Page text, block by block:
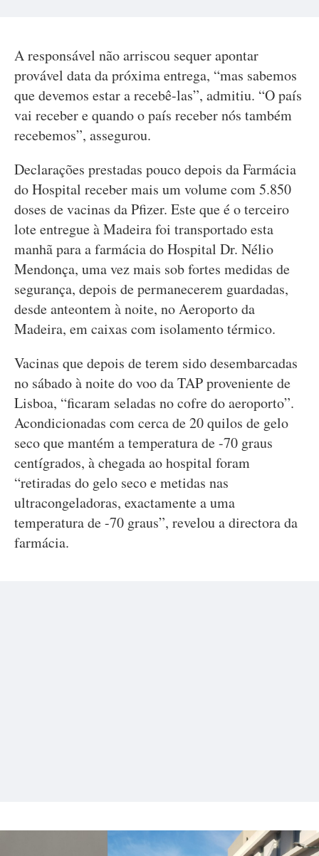
A responsável não arriscou sequer apontar
provável data da próxima entrega, “mas sabemos
que devemos estar a recebê-las”, admitiu. “O país
vai receber e quando o país receber nós também
recebemos”, assegurou.
Declarações prestadas pouco depois da Farmácia
do Hospital receber mais um volume com 5.850
doses de vacinas da Pfizer. Este que é o terceiro
lote entregue à Madeira foi transportado esta
manhã para a farmácia do Hospital Dr. Nélio
Mendonça, uma vez mais sob fortes medidas de
segurança, depois de permanecerem guardadas,
desde anteontem à noite, no Aeroporto da
Madeira, em caixas com isolamento térmico.
Vacinas que depois de terem sido desembarcadas
no sábado à noite do voo da TAP proveniente de
Lisboa, “ficaram seladas no cofre do aeroporto”.
Acondicionadas com cerca de 20 quilos de gelo
seco que mantém a temperatura de -70 graus
centígrados, à chegada ao hospital foram
“retiradas do gelo seco e metidas nas
ultracongeladoras, exactamente a uma
temperatura de -70 graus”, revelou a directora da
farmácia.